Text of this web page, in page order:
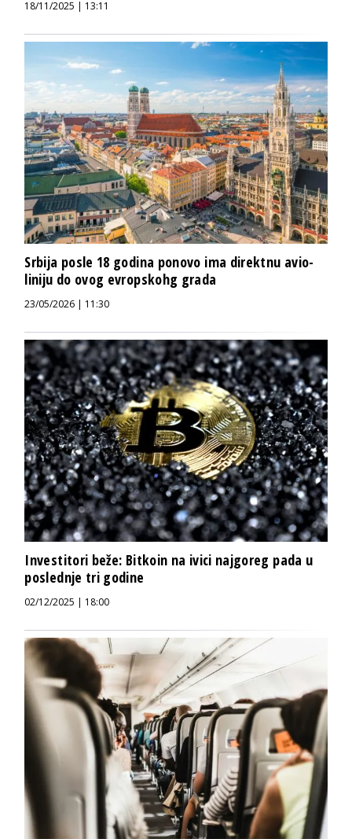
18/11/2025 | 13:11
Srbija posle 18 godina ponovo ima direktnu avio-
liniju do ovog evropskohg grada
23/05/2026 | 11:30
Investitori beže: Bitkoin na ivici najgoreg pada u
poslednje tri godine
02/12/2025 | 18:00